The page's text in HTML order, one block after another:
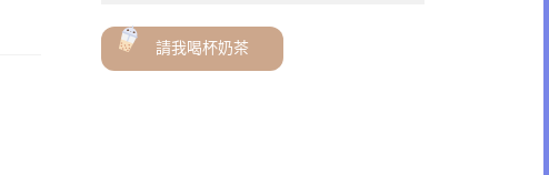
請我喝杯奶茶